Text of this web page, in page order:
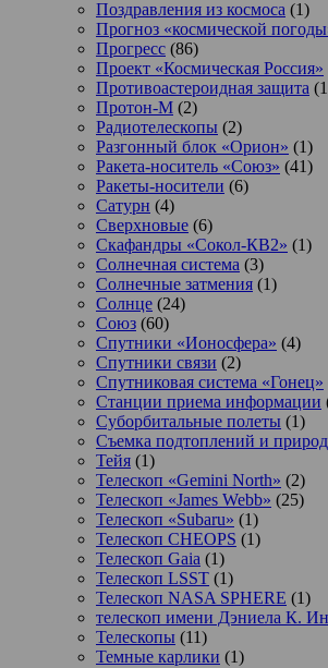
Поздравления из космоса (1)
Прогноз «космической
Прогресс (86)
Проект «Космическая Россия»
Противоастероидная защита
Протон-М (2)
Радиотелескопы (2)
Разгонный блок «Орион» (1)
Ракета-носитель «Союз» (41)
Ракеты-носители (6)
Сатурн (4)
Сверхновые (6)
Скафандры «Сокол-КВ2» (1)
Солнечная система (3)
Солнечные затмения (1)
Солнце (24)
Союз (60)
Спутники «Ионосфера» (4)
Спутники связи (2)
Спутниковая система «Гонец»
Станции приема информации
Суборбитальные полеты (1)
Съемка подтоплений и
Тейя (1)
Телескоп «Gemini North» (2)
Телескоп «James Webb» (25)
Телескоп «Subaru» (1)
Телескоп CHEOPS (1)
Телескоп Gaia (1)
Телескоп LSST (1)
Телескоп NASA SPHERE (1)
телескоп имени Дэниела К.
Телескопы (11)
Темные карлики (1)